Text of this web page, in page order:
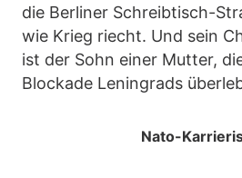
die Berliner Schreibtisch-
wie Krieg riecht. Und sein
ist der Sohn einer Mutter,
Blockade Leningrads
Nato-